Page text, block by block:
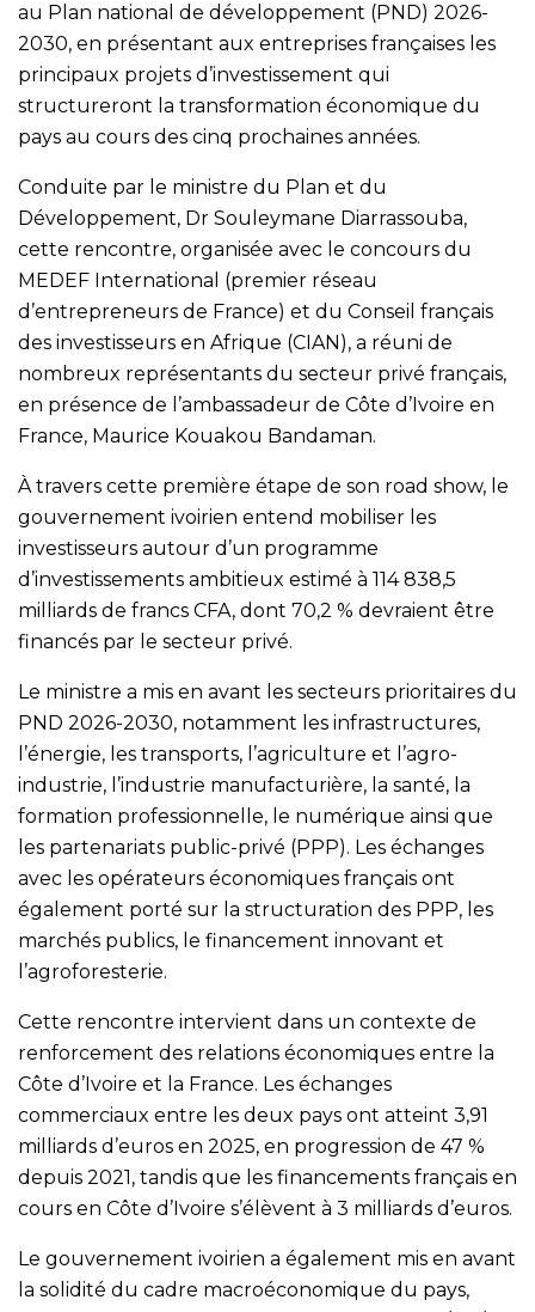
au Plan national de développement (PND) 2026-
2030, en présentant aux entreprises françaises les
principaux projets d’investissement qui
structureront la transformation économique du
pays au cours des cinq prochaines années.
Conduite par le ministre du Plan et du
Développement, Dr Souleymane Diarrassouba,
cette rencontre, organisée avec le concours du
MEDEF International (premier réseau
d’entrepreneurs de France) et du Conseil français
des investisseurs en Afrique (CIAN), a réuni de
nombreux représentants du secteur privé français,
en présence de l’ambassadeur de Côte d’Ivoire en
France, Maurice Kouakou Bandaman.
À travers cette première étape de son road show, le
gouvernement ivoirien entend mobiliser les
investisseurs autour d’un programme
d’investissements ambitieux estimé à 114 838,5
milliards de francs CFA, dont 70,2 % devraient être
financés par le secteur privé.
Le ministre a mis en avant les secteurs prioritaires du
PND 2026-2030, notamment les infrastructures,
l’énergie, les transports, l’agriculture et l’agro-
industrie, l’industrie manufacturière, la santé, la
formation professionnelle, le numérique ainsi que
les partenariats public-privé (PPP). Les échanges
avec les opérateurs économiques français ont
également porté sur la structuration des PPP, les
marchés publics, le financement innovant et
l’agroforesterie.
Cette rencontre intervient dans un contexte de
renforcement des relations économiques entre la
Côte d’Ivoire et la France. Les échanges
commerciaux entre les deux pays ont atteint 3,91
milliards d’euros en 2025, en progression de 47 %
depuis 2021, tandis que les financements français en
cours en Côte d’Ivoire s’élèvent à 3 milliards d’euros.
Le gouvernement ivoirien a également mis en avant
la solidité du cadre macroéconomique du pays,